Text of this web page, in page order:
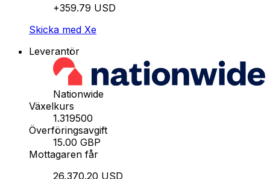
+359.79 USD
Skicka med Xe
Leverantör
Nationwide
Växelkurs
1.319500
Överföringsavgift
15.00 GBP
Mottagaren får
26,370.20 USD